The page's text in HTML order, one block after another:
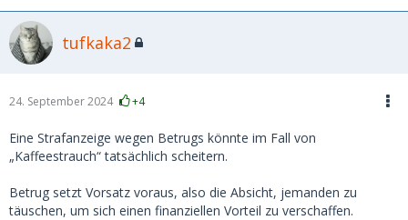
Auf den offenbar nicht manipulierten Screenshots der DB-
Spartickets, die sie gebucht hatte, stand zwar "nicht
stornierbar", aber jetzt kommt's:
der Bahn, dass alle - auch nicht stornierbare - Online-
ich leider nicht wusste. Scheibenkleister, voll reingetappt.
Ich zahlte demnach via Paypal 200 Euro als Kostenbeitrag,
wobei sie mich vorher sogar per Videocall sehr süss gebeten
sie doch eine arme Bafög-Studentin sei. Auch da wieder: Da
hätte ich stutzig werden müssen. Aber die nicht
tufkaka2
24. September 2024 +4
Eine Strafanzeige wegen Betrugs könnte im Fall von
„Kaffeestrauch“ tatsächlich scheitern.
Betrug setzt Vorsatz voraus, also die Absicht, jemanden zu
täuschen, um sich einen finanziellen Vorteil zu verschaffen.